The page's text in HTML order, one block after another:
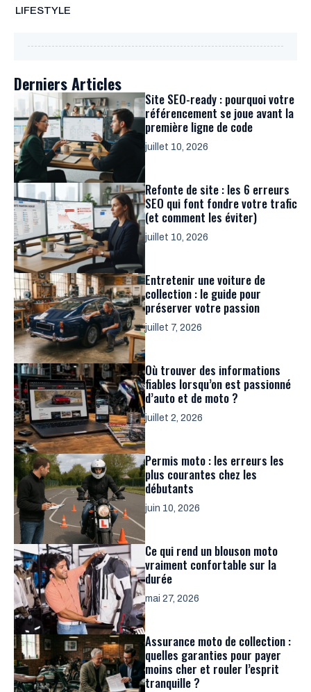
LIFESTYLE
Derniers Articles
Site SEO-ready : pourquoi votre
référencement se joue avant la
première ligne de code
juillet 10, 2026
Refonte de site : les 6 erreurs
SEO qui font fondre votre trafic
(et comment les éviter)
juillet 10, 2026
Entretenir une voiture de
collection : le guide pour
préserver votre passion
juillet 7, 2026
Où trouver des informations
fiables lorsqu’on est passionné
d’auto et de moto ?
juillet 2, 2026
Permis moto : les erreurs les
plus courantes chez les
débutants
juin 10, 2026
Ce qui rend un blouson moto
vraiment confortable sur la
durée
mai 27, 2026
Assurance moto de collection :
quelles garanties pour payer
moins cher et rouler l’esprit
tranquille ?